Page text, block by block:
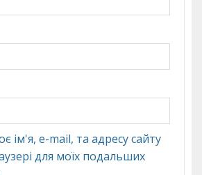
ім'я, e-mail, та адресу сайту
для моїх подальших